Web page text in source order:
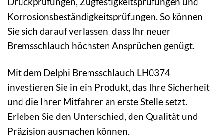
Korrosionsbeständigkeitsprüfungen. So können
Sie sich darauf verlassen, dass Ihr neuer
Bremsschlauch höchsten Ansprüchen genügt.
Mit dem Delphi Bremsschlauch LH0374
investieren Sie in ein Produkt, das Ihre Sicherheit
und die Ihrer Mitfahrer an erste Stelle setzt.
Erleben Sie den Unterschied, den Qualität und
Präzision ausmachen können.